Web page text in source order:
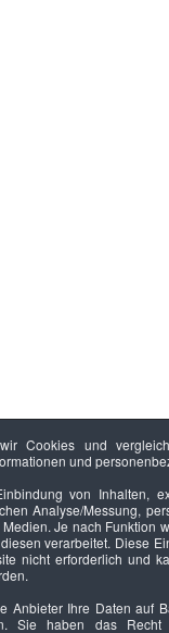
Cookies und
und
von Inhalten,
Analyse/Messung,
Je nach Funktion
verarbeitet. Diese
nicht erforderlich und
Anbieter Ihre Daten auf
Sie haben das Recht